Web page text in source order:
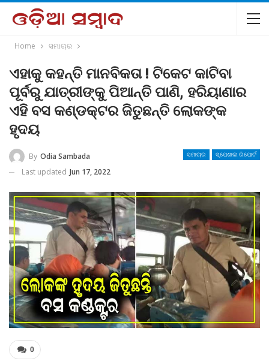
Home ସମାଚାର
ଏହାକୁ କହନ୍ତି ମାନବିକତା ! ଟିକେଟ କାଟିବା
ପୂର୍ବରୁ ଯାତ୍ରୀଙ୍କୁ ପିଆନ୍ତି ପାଣି, ହରିୟାଣାର
ଏହି ବସ କଣ୍ଡକ୍ଟର ଜିତୁଛନ୍ତି ଲୋକଙ୍କ
ହୃଦୟ
ସମାଚାର ସ୍ପେଶାଲ ରିପୋର୍ଟ
By Odia Sambada
Last updated Jun 17, 2022
0